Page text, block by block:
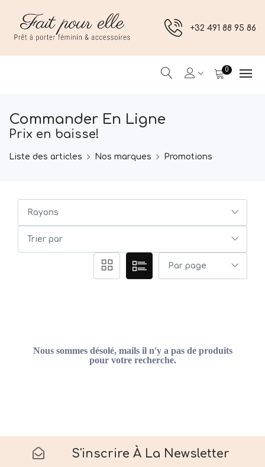
+32 491 88 95 86
0
Commander En Ligne
Prix en baisse!
Liste des articles Nos marques Promotions
Nous sommes désolé, mails il n'y a pas de produits
pour votre recherche.
S'inscrire À La Newsletter